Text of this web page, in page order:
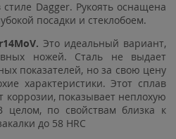
Dagger. Рукоять оснащена
посадки и стеклобоем.
Это идеальный вариант,
ножей. Сталь не выдает
показателей, но за свою цену
характеристики. Этот сплав
коррозии, показывает неплохую
целом, по свойствам близка к
до 58 HRC